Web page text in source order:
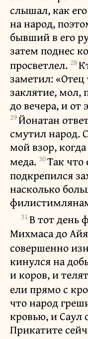
слышал, как
на народ,
бывший в его
затем поднес
просветлел. 28
заметил:
заклятие, мол,
до вечера, и от
29Йонатан
смутил народ.
мой взор,
меда. 30Так что
подкрепился
насколько
31В тот день
Михмаса до
совершенно
кинулся на
и коров, и
ели прямо с
что народ
кровью, и Саул
Прикатите